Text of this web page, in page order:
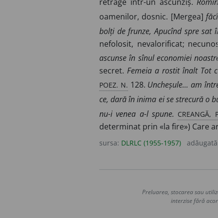
oamenilor, dosnic. [Mergea]
bolți de frunze, Apucînd spre sat
nefolosit, nevalorificat;
ascunse în sînul economiei
secret. Femeia a rostit înalt Tot
POEZ. N. 128. Uncheșule... am
ce, dară în inima ei se strecură o
nu-i venea a-l spune. CREANGĂ,
determinat prin «la fire») Care
sursa: DLRLC (1955-1957)
Preluarea, stocarea sau
interzise fără